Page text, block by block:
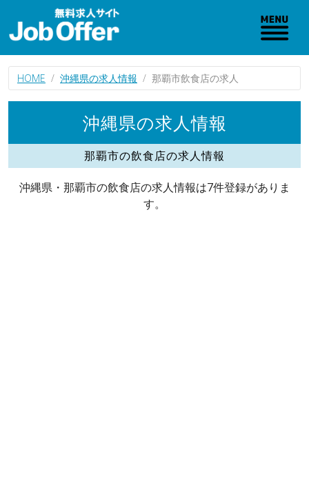
HOME 沖縄県の求人情報 那覇市飲食店の求人
沖縄県の求人情報
那覇市の飲食店の求人情報
沖縄県・那覇市の飲食店の求人情報は7件登録がありま
す。